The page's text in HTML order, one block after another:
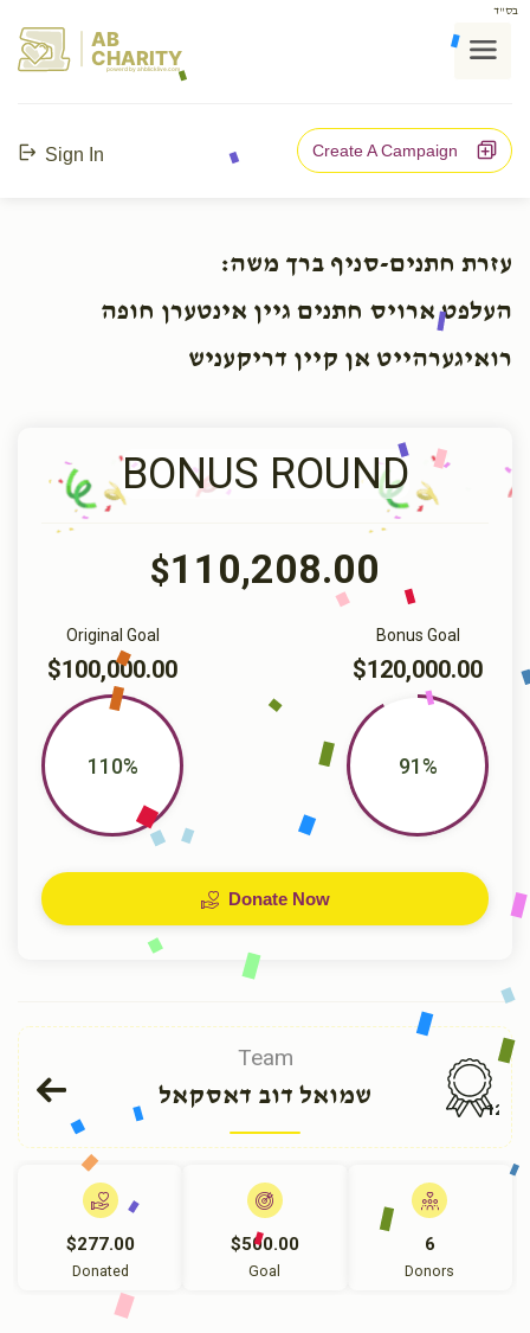
בס"ד
AB
CHARITY
powerd by ahblicklive.com
Sign In Create A Campaign
עזרת חתנים-סניף ברך משה:
העלפט ארויס חתנים גיין אינטערן חופה
רואיגערהייט אן קיין דריקעניש
BONUS ROUND
$110,208.00
Bonus Goal
$120,000.00
91%
Original Goal
$100,000.00
110%
Donate Now
Team
שמואל דוב דאסקאל 126
$277.00
Donated
$500.00
Goal
6
Donors